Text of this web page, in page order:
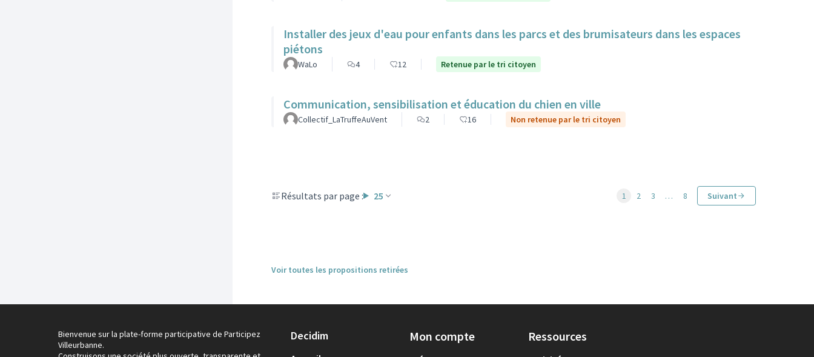
Installer des jeux d'eau pour enfants dans les parcs et des brumisateurs dans les espaces
piétons
WaLo 4 12 Retenue par le tri citoyen
Communication, sensibilisation et éducation du chien en ville
Collectif_LaTruffeAuVent 2 16 Non retenue par le tri citoyen
Résultats par page : 25 1 2 3 … 8 Suivant
Voir toutes les propositions retirées
Bienvenue sur la plate-forme participative de Participez
Villeurbanne.
Decidim Mon compte Ressources